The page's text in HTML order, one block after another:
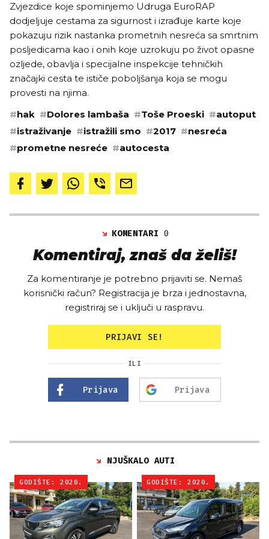
Zvjezdice koje spominjemo Udruga EuroRAP
dodjeljuje cestama za sigurnost i izrađuje karte koje
pokazuju rizik nastanka prometnih nesreća sa smrtnim
posljedicama kao i onih koje uzrokuju po život opasne
ozljede, obavlja i specijalne inspekcije tehničkih
značajki cesta te ističe poboljšanja koja se mogu
provesti na njima.
#hak #Dolores lambaša #Toše Proeski #autoput
#istraživanje #istražili smo #2017 #nesreća
#prometne nesreće #autocesta
KOMENTARI0
Komentiraj, znaš da želiš!
Za komentiranje je potrebno prijaviti se. Nemaš
korisnički račun? Registracija je brza i jednostavna,
registriraj se i uključi u raspravu.
PRIJAVI SE!
ILI
Prijava Prijava
NJUŠKALO AUTI
GODIŠTE: 2020. GODIŠTE: 2020.